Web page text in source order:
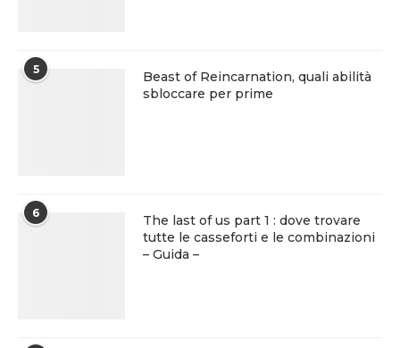
5
Beast of Reincarnation, quali abilità
sbloccare per prime
6
The last of us part 1 : dove trovare
tutte le casseforti e le combinazioni
– Guida –